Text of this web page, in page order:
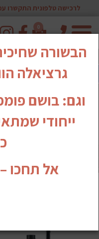
לרכישה טלפונית התקשרו עכשיו 03-9522250 או
טלפון
0
הבשורה
גרציאלה
וגם: בושם
ייחודי
אל תחכו